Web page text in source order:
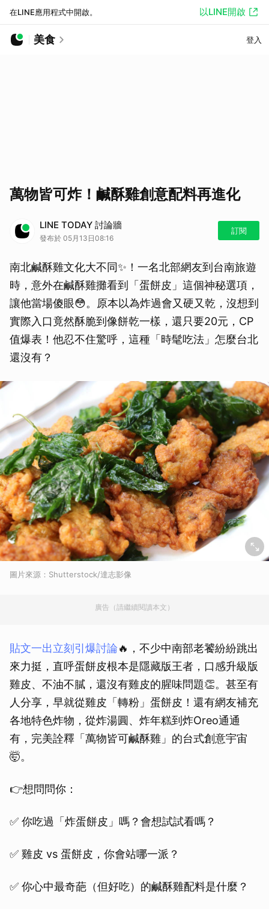
在LINE應用程式中開啟。 以LINE開啟
美食 登入
萬物皆可炸！鹹酥雞創意配料再進化
LINE TODAY 討論牆
發布於 05月13日08:16
訂閱
南北鹹酥雞文化大不同✨！一名北部網友到台南旅遊
時，意外在鹹酥雞攤看到「蛋餅皮」這個神秘選項，
讓他當場傻眼😳。原本以為炸過會又硬又乾，沒想到
實際入口竟然酥脆到像餅乾一樣，還只要20元，CP
值爆表！他忍不住驚呼，這種「時髦吃法」怎麼台北
還沒有？
圖片來源：Shutterstock/達志影像
廣告（請繼續閱讀本文）
貼文一出立刻引爆討論🔥，不少中南部老饕紛紛跳出
來力挺，直呼蛋餅皮根本是隱藏版王者，口感升級版
雞皮、不油不膩，還沒有雞皮的腥味問題👏。甚至有
人分享，早就從雞皮「轉粉」蛋餅皮！還有網友補充
各地特色炸物，從炸湯圓、炸年糕到炸Oreo通通
有，完美詮釋「萬物皆可鹹酥雞」的台式創意宇宙
🤯。
👉想問問你：
✅ 你吃過「炸蛋餅皮」嗎？會想試試看嗎？
✅ 雞皮 vs 蛋餅皮，你會站哪一派？
✅ 你心中最奇葩（但好吃）的鹹酥雞配料是什麼？